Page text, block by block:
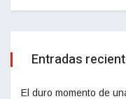
Entradas
El duro momento de